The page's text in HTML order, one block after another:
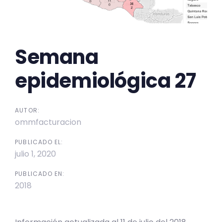
Semana
epidemiológica 27
AUTOR:
ommfacturacion
PUBLICADO EL:
julio 1, 2020
PUBLICADO EN:
2018